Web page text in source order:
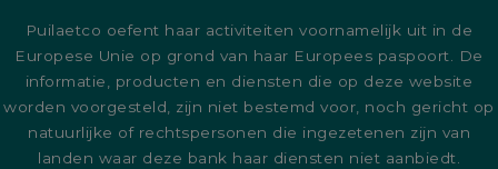
Puilaetco oefent haar activiteiten voornamelijk uit in de
Europese Unie op grond van haar Europees paspoort. De
informatie, producten en diensten die op deze website
worden voorgesteld, zijn niet bestemd voor, noch gericht op
natuurlijke of rechtspersonen die ingezetenen zijn van
landen waar deze bank haar diensten niet aanbiedt.